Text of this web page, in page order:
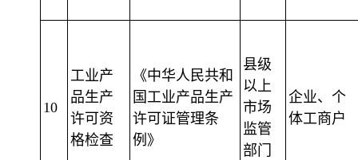
10
工业产
品生产
许可资
格检查
《中华人民共和
国工业产品生产
许可证管理条
例》
县级
以上
市场
监管
部门
企业、个
体工商户